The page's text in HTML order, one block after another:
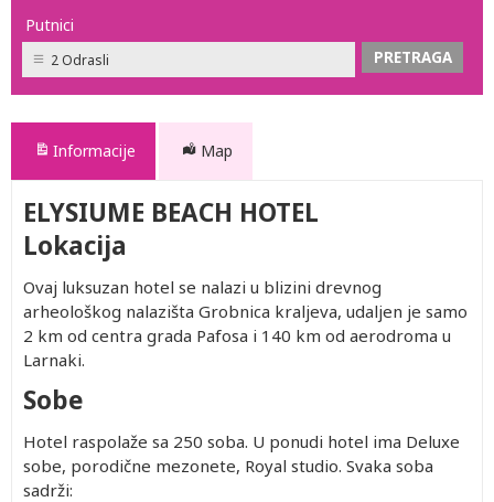
Putnici
2 Odrasli
Informacije Map
ELYSIUME BEACH HOTEL
Lokacija
Ovaj luksuzan hotel se nalazi u blizini drevnog
arheološkog nalazišta Grobnica kraljeva, udaljen je samo
2 km od centra grada Pafosa i 140 km od aerodroma u
Larnaki.
Sobe
Hotel raspolaže sa 250 soba. U ponudi hotel ima Deluxe
sobe, porodične mezonete, Royal studio. Svaka soba
sadrži: